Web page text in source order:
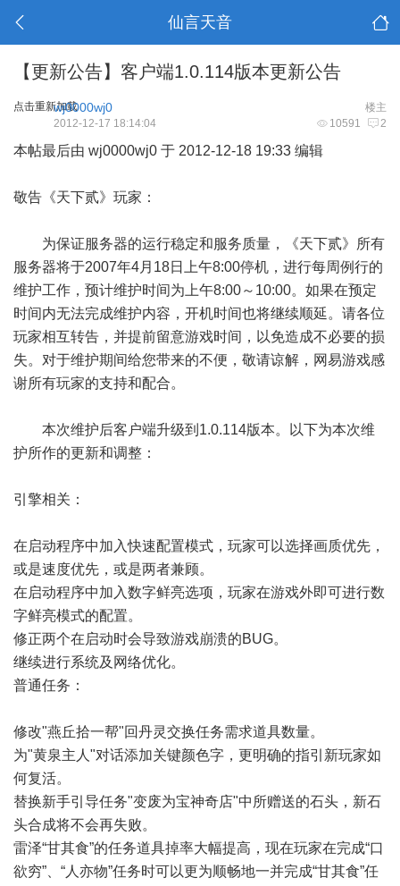
仙言天音
【更新公告】客户端1.0.114版本更新公告
点击重新加载 楼主
wj0000wj0
10591 2
2012-12-17 18:14:04
本帖最后由 wj0000wj0 于 2012-12-18 19:33 编辑
敬告《天下贰》玩家：
为保证服务器的运行稳定和服务质量，《天下贰》所有
服务器将于2007年4月18日上午8:00停机，进行每周例行的
维护工作，预计维护时间为上午8:00～10:00。如果在预定
时间内无法完成维护内容，开机时间也将继续顺延。请各位
玩家相互转告，并提前留意游戏时间，以免造成不必要的损
失。对于维护期间给您带来的不便，敬请谅解，网易游戏感
谢所有玩家的支持和配合。
本次维护后客户端升级到1.0.114版本。以下为本次维
护所作的更新和调整：
引擎相关：
在启动程序中加入快速配置模式，玩家可以选择画质优先，
或是速度优先，或是两者兼顾。
在启动程序中加入数字鲜亮选项，玩家在游戏外即可进行数
字鲜亮模式的配置。
修正两个在启动时会导致游戏崩溃的BUG。
继续进行系统及网络优化。
普通任务：
修改"燕丘拾一帮"回丹灵交换任务需求道具数量。
为"黄泉主人"对话添加关键颜色字，更明确的指引新玩家如
何复活。
替换新手引导任务"变废为宝神奇店"中所赠送的石头，新石
头合成将不会再失败。
雷泽“甘其食”的任务道具掉率大幅提高，现在玩家在完成“口
欲穷”、“人亦物”任务时可以更为顺畅地一并完成“甘其食”任